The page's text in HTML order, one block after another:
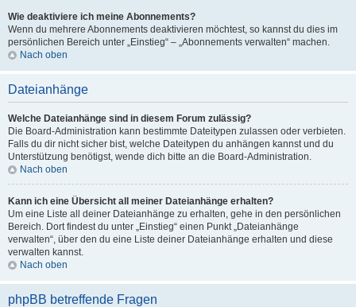
Wie deaktiviere ich meine Abonnements?
Wenn du mehrere Abonnements deaktivieren möchtest, so kannst du dies im
persönlichen Bereich unter „Einstieg“ – „Abonnements verwalten“ machen.
Nach oben
Dateianhänge
Welche Dateianhänge sind in diesem Forum zulässig?
Die Board-Administration kann bestimmte Dateitypen zulassen oder verbieten.
Falls du dir nicht sicher bist, welche Dateitypen du anhängen kannst und du
Unterstützung benötigst, wende dich bitte an die Board-Administration.
Nach oben
Kann ich eine Übersicht all meiner Dateianhänge erhalten?
Um eine Liste all deiner Dateianhänge zu erhalten, gehe in den persönlichen
Bereich. Dort findest du unter „Einstieg“ einen Punkt „Dateianhänge
verwalten“, über den du eine Liste deiner Dateianhänge erhalten und diese
verwalten kannst.
Nach oben
phpBB betreffende Fragen